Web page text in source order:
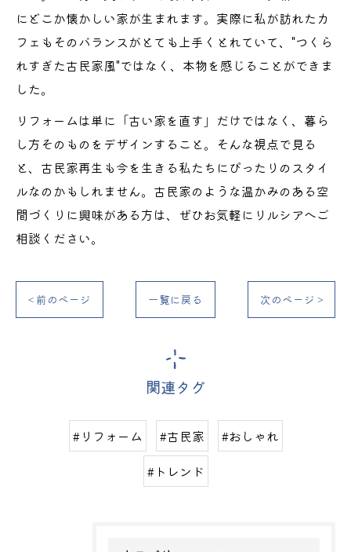
にどこか懐かしい家が生まれます。実際に私が訪れたカ
フェもそのバランスがとても上手くとれていて、"つくら
れすぎた古民家風"ではなく、本物を感じることができま
した。
リフォームは単に「古い家を直す」だけではなく、暮ら
し方そのものをデザインすること。そんな視点で見る
と、古民家再生も今を生きる私たちにぴったりのスタイ
ルなのかもしれません。古民家のような温かみのある空
間づくりに興味がある方は、ぜひお気軽にリルシアへご
相談ください。
< 前のページ 一覧に戻る 次のページ >
関連タグ
#リフォーム #古民家
#おしゃれ
#トレンド